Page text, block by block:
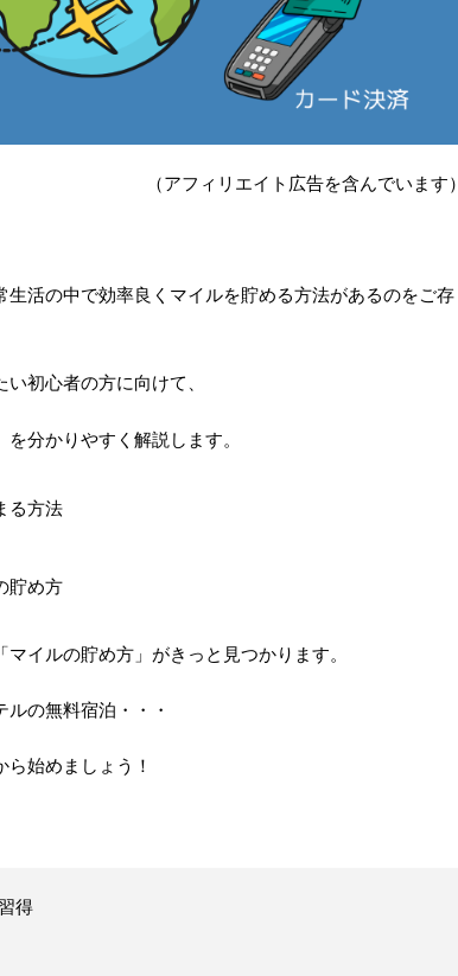
（アフィリエイト広告を含んでいます）
活の中で効率良くマイルを貯める方法があるのをご存
初心者の方に向けて、
を分かりやすく解説します。
る方法
貯め方
イルの貯め方」がきっと見つかります。
の無料宿泊・・・
始めましょう！
得